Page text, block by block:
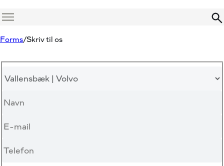
Menu
Forms Skriv til os